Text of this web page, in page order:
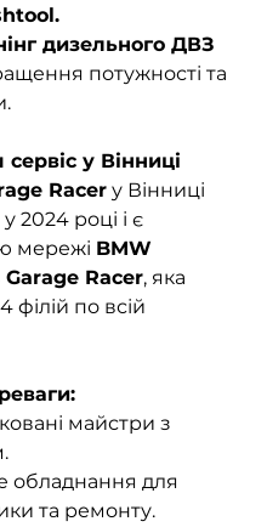
дизельного ДВЗ
потужності та
у Вінниці
Racer у Вінниці
2024 році і є
мережі BMW
Garage Racer, яка
філій по всій
майстри з
обладнання для
та ремонту.